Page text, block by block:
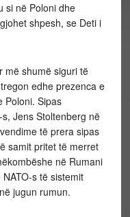
si në Poloni dhe
shpesh, se Deti i
më shumë siguri të
edhe prezenca e
Poloni. Sipas
Jens Stoltenberg në
të prera sipas
samit pritet të merret
në Rumani
s të sistemit
jugun rumun.